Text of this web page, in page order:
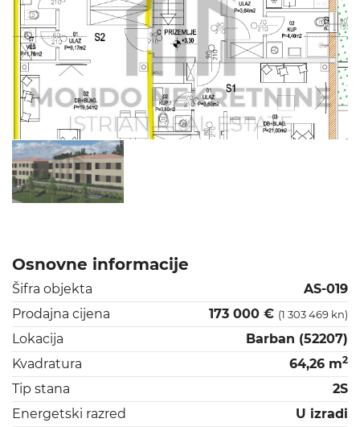
Osnovne informacije
Šifra objekta
AS-019
Prodajna cijena
173 000 € (1 303 469 kn)
Lokacija
Barban (52207)
Kvadratura
64,26 m2
Tip stana
2S
Energetski razred
U izradi